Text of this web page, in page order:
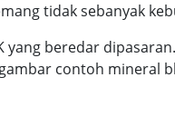
tidak sebanyak
yang beredar
contoh mineral